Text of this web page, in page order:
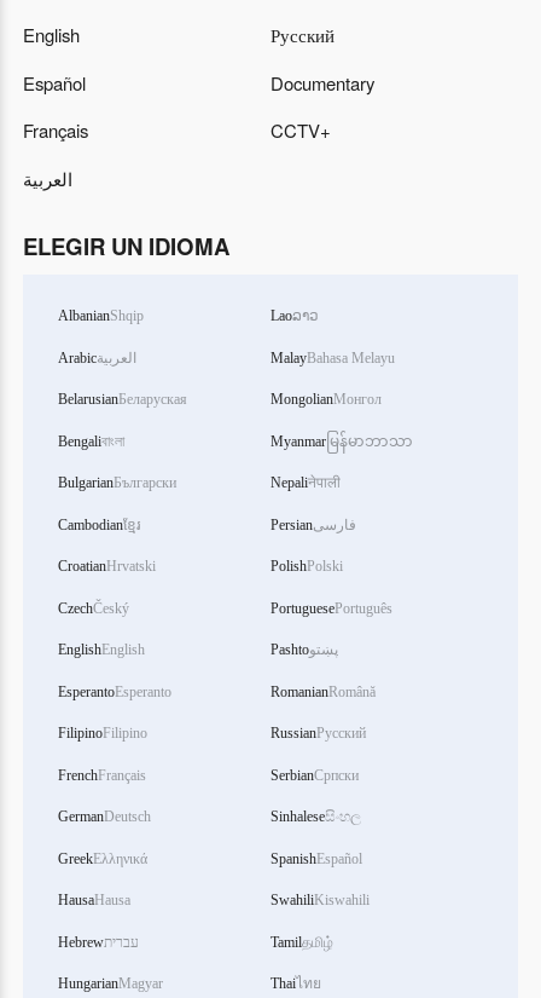
English
Español
Français
العربية
Русский
Documentary
CCTV+
ELEGIR UN IDIOMA
AlbanianShqip
Arabicالعربية
BelarusianБеларуская
Bengaliবাংলা
BulgarianБългарски
Cambodianខ្មែរ
CroatianHrvatski
CzechČeský
EnglishEnglish
EsperantoEsperanto
FilipinoFilipino
FrenchFrançais
GermanDeutsch
GreekΕλληνικά
HausaHausa
Hebrewעברית
HungarianMagyar
Laoລາວ
MalayBahasa Melayu
MongolianМонгол
Myanmar မြန်မာဘာသာ
Nepaliनेपाली
Persianفارسی
PolishPolski
PortuguesePortuguês
Pashtoپښتو
RomanianRomână
RussianРусский
SerbianСрпски
Sinhaleseසිංහල
SpanishEspañol
SwahiliKiswahili
Tamilதமிழ்
Thaiไทย